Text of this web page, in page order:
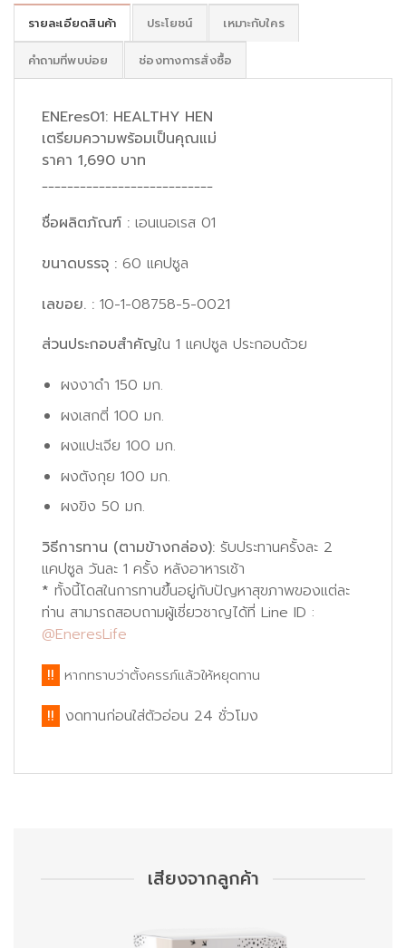
รายละเอียดสินค้า ประโยชน์ เหมาะกับใคร
คำถามที่พบบ่อย ช่องทางการสั่งซื้อ
ENEres01: HEALTHY HEN
เตรียมความพร้อมเป็นคุณแม่
ราคา 1,690 บาท
___________________________
ชื่อผลิตภัณฑ์ : เอนเนอเรส 01
ขนาดบรรจุ : 60 แคปซูล
เลขอย. : 10-1-08758-5-0021
ส่วนประกอบสำคัญใน 1 แคปซูล ประกอบด้วย
ผงงาดำ 150 มก.
ผงเสกตี่ 100 มก.
ผงแปะเจีย 100 มก.
ผงตังกุย 100 มก.
ผงขิง 50 มก.
วิธีการทาน (ตามข้างกล่อง): รับประทานครั้งละ 2
แคปซูล วันละ 1 ครั้ง หลังอาหารเช้า
* ทั้งนี้โดสในการทานขึ้นอยู่กับปัญหาสุขภาพของแต่ละ
ท่าน สามารถสอบถามผู้เชี่ยวชาญได้ที่ Line ID :
@EneresLife
!! หากทราบว่าตั้งครรภ์แล้วให้หยุดทาน
!! งดทานก่อนใส่ตัวอ่อน 24 ชั่วโมง
เสียงจากลูกค้า